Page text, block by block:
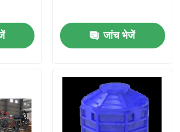
मशीन
जांच भेजें